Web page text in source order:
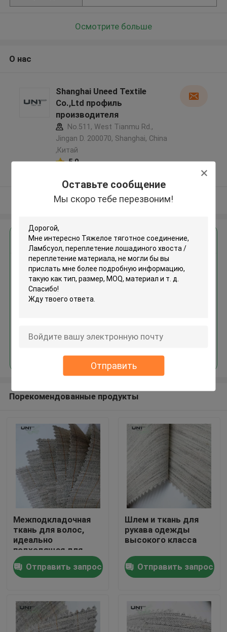
Оставьте сообщение
Мы скоро тебе перезвоним!
Отправить
Домой
О нас
Осмотрите больше
О нас
Shanghai Uneed Textile
Co.,Ltd профиль
производителя
No.511, West Tianmu Rd.,
Jingan D. 200070, Shanghai, China
,Китай
5.0
поставщик
Осмотрите больше
Получить лучшую цену для
Тяжелое тяготное
соединение, Ламбсуол,
хвоста / переплетение
Порекомендованные продукты
Межподкладочная
ткань для волос,
идеально
подходящая для
мужских костюмов и
пиджаков,
изготовленная из
полиэстера, козьей
шерсти с жестким,
гладким,
Отправить запрос
Шлем и ткань для
рукава одежды
высокого класса
Отправить запрос